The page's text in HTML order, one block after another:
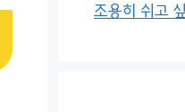
조용히 쉬고